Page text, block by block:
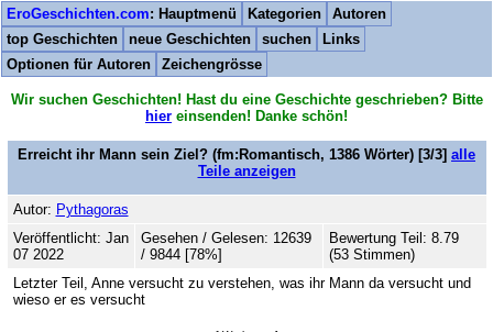
EroGeschichten.com: Hauptmenü Kategorien
Autoren
top Geschichten
neue Geschichten suchen
Links
Optionen für Autoren
Zeichengrösse
Wir suchen Geschichten! Hast du eine Geschichte geschrieben? Bitte
hier einsenden! Danke schön!
Erreicht ihr Mann sein Ziel? (fm:Romantisch, 1386 Wörter) [3/3] alle
Teile anzeigen
Autor: Pythagoras
Veröffentlicht: Jan
07 2022
Gesehen / Gelesen: 12639
/ 9844 [78%]
Bewertung Teil: 8.79
(53 Stimmen)
Letzter Teil, Anne versucht zu verstehen, was ihr Mann da versucht und
wieso er es versucht